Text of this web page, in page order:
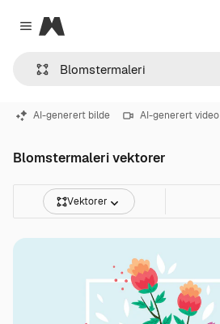
Close menu
Magnific
AI-generert bilde AI-generert video
Blomstermaleri vektorer
Vektorer